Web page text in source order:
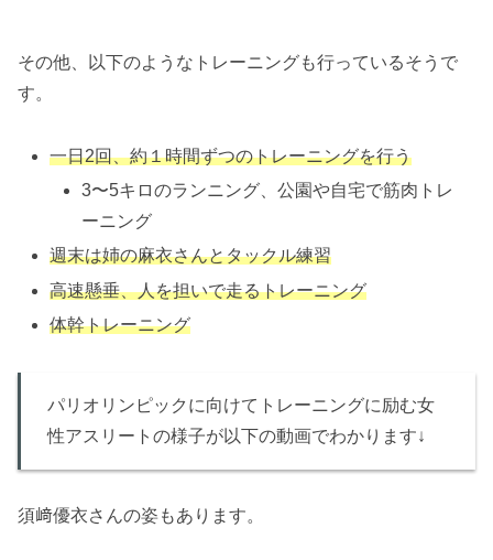
その他、以下のようなトレーニングも行っているそうで
す。
一日2回、約１時間ずつのトレーニングを行う
3〜5キロのランニング、公園や自宅で筋肉トレ
ーニング
週末は姉の麻衣さんとタックル練習
高速懸垂、人を担いで走るトレーニング
体幹トレーニング
パリオリンピックに向けてトレーニングに励む女
性アスリートの様子が以下の動画でわかります↓
須﨑優衣さんの姿もあります。